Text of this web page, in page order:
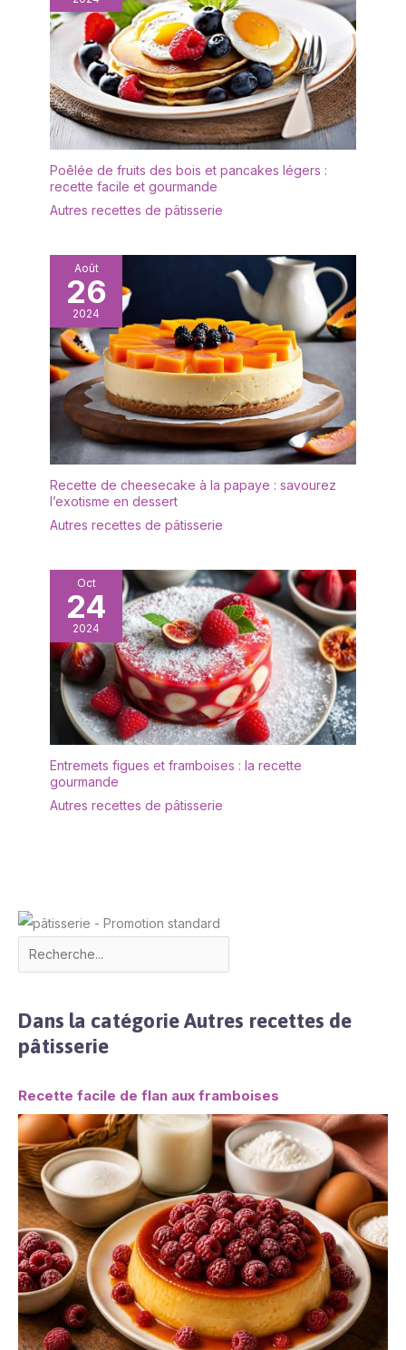
ces assiettes à dessert
en céramique ont une
forme ronde
intemporelle qui se marie
merveilleusement bien
avec de la vaisselle
blanche sobre ou qui
attirent tous les regards
en toute occasion. Le
bord légèrement
sauces et autres
déborder. Utilisations
multiples : ces assiettes
à dessert en céramique
blanche sont parfaites
pour diverses occasions,
y compris les dîners de
famille, les dîners, les
pique-niques, les
mariages, les
pendaisons de
crémaillère, les fêtes au
bord de la piscine et bien
plus encore. Les
blanche de 15 cm
vous, à votre famille et à
vos invités une
expérience de repas
agréable.
d'assiettes à apéritifs.
【Aesthetic Attribution】
The smooth, glazed
surface gives porcelain
plates a simple, elegant
look. What's more, white
assiettes service de
table can enhance
aesthetic appeal and not
distract from the
desserts themselves.
Ces assiettes en
porcelaine sont
adaptées au micro-
ondes et au lave-
vaisselle. Cela ajoute de
la commodité à votre
utilisation quotidienne car
vous pouvez réchauffer
les desserts directement
sur les assiettes et les
nettoyer facilement sans
craindre d'endommager
la céramique. Sans
sans danger pour les
MALACASA】 1)
Remplacement des
articles endommagés. 2)
Problèmes de livraison.
3) Toutes les
informations
complémentaires sur les
produits. Nous assurons
un service clientèle 24
heures sur 24, n'hésitez
donc pas à nous
Poêlée de fruits des bois et pancakes légers :
recette facile et gourmande
Autres recettes de pâtisserie
Août
26
2024
Recette de cheesecake à la papaye : savourez
l’exotisme en dessert
Autres recettes de pâtisserie
Oct
24
2024
Entremets figues et framboises : la recette
gourmande
Autres recettes de pâtisserie
Dans la catégorie Autres recettes de
pâtisserie
Recette facile de flan aux framboises